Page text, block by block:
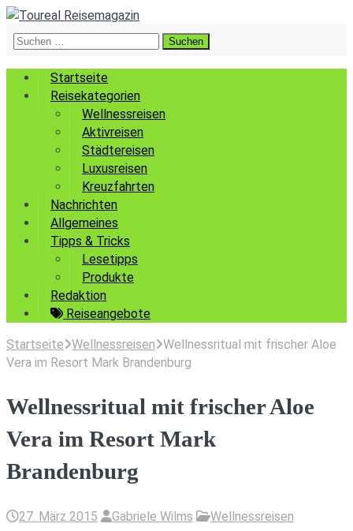
Suchen
Startseite
Reisekategorien
Wellnessreisen
Aktivreisen
Städtereisen
Luxusreisen
Kreuzfahrten
Nachrichten
Allgemeines
Tipps & Tricks
Lesetipps
Produkte
Redaktion
Reiseangebote
Startseite Wellnessreisen Wellnessritual mit frischer Aloe
Vera im Resort Mark Brandenburg
Wellnessritual mit frischer Aloe
Vera im Resort Mark
Brandenburg
27. März 2015 Gabriele Wilms Wellnessreisen